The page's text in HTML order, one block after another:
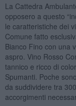
La Cattedra
opposero a questo
le caratteristiche dei
Comune fatto
Bianco Fino con una
aspro. Vino Rosso
tannico e ricco di
Spumanti. Poche
da suddividere tra
accorgimenti